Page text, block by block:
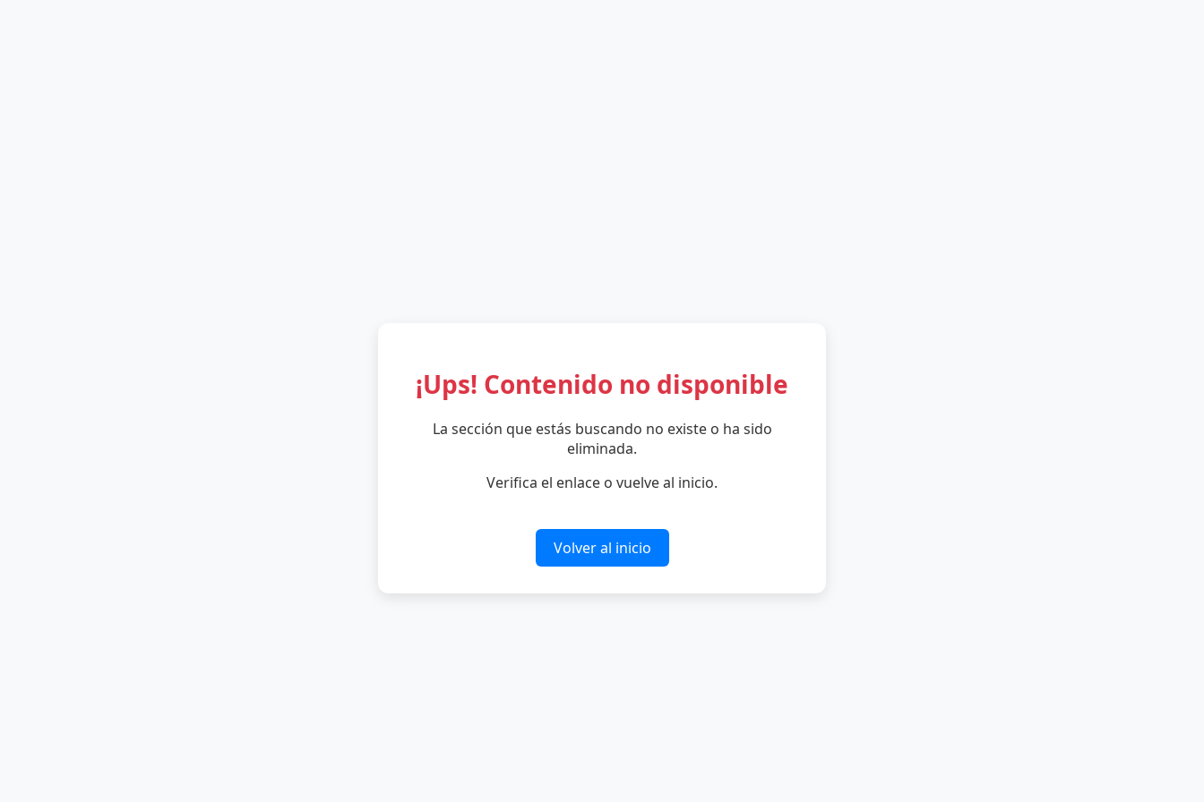
¡Ups! Contenido no disponible
La sección que estás buscando no existe o ha sido
eliminada.
Verifica el enlace o vuelve al inicio.
Volver al inicio